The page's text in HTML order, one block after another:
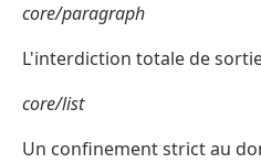
core/paragraph
L'interdiction totale de
core/list
Un confinement strict au